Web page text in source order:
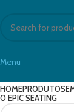
Menu
HOMEPRODUTOS
O EPIC SEATING